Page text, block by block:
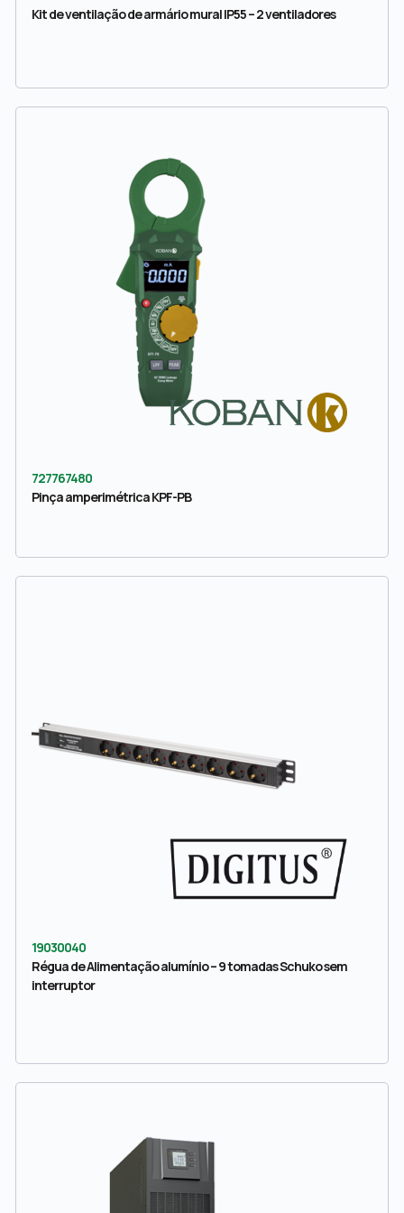
Kit de ventilação de armário mural IP55 – 2 ventiladores
727767480
Pinça amperimétrica KPF-PB
19030040
Régua de Alimentação alumínio – 9 tomadas Schuko sem
interruptor